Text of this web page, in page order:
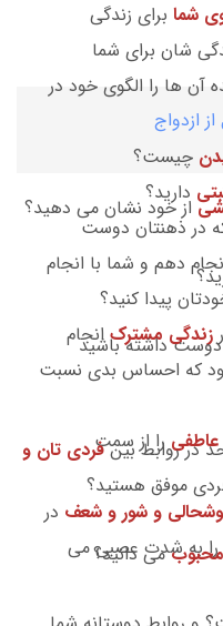
شما برای زندگی
شان برای شما
ها را الگوی خود در
چیست؟
دارید؟
در ذهنتان دوست
دهم و شما با انجام
پیدا کنید؟
زندگی مشترکانجام
که احساس بدی نسبت
را از سمت
و شور و شعف در
به شدت عصبی می
ازدواج
از خود نشان می دهید؟
داشته باشید
فردی تان و
موفق هستید؟
می دانید؟